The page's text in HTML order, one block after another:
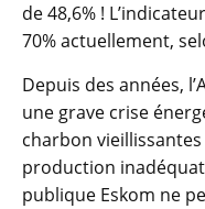
de 48,6% !
70% actuellement,
Depuis des années,
une grave crise
charbon
production
publique Eskom ne